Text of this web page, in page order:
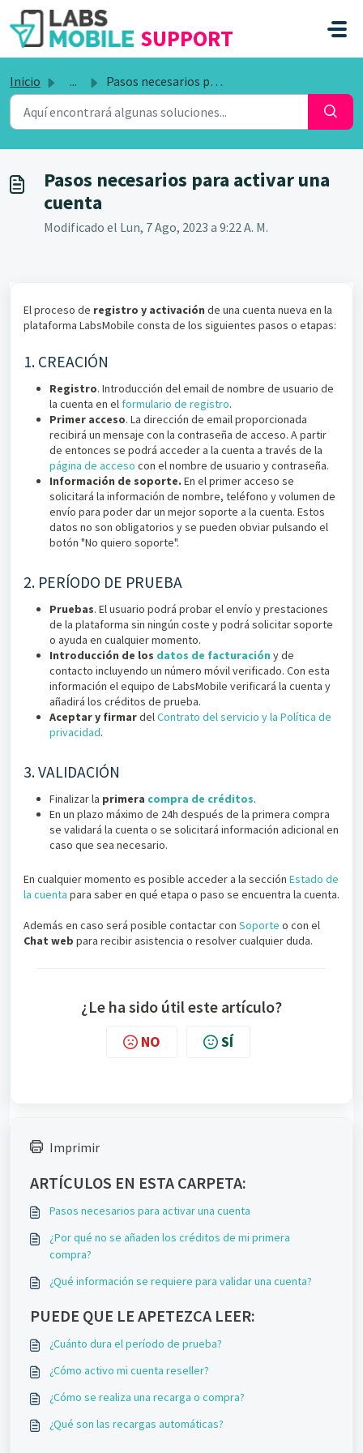
SALTAR AL CONTENIDO PRINCIPAL
SUPPORT
Inicio ... Pasos necesarios para activar una cuenta
Pasos necesarios para activar una
cuenta
Modificado el Lun, 7 Ago, 2023 a 9:22 A. M.
El proceso de registro y activación de una cuenta nueva en la
plataforma LabsMobile consta de los siguientes pasos o etapas:
1. CREACIÓN
Registro. Introducción del email de nombre de usuario de
la cuenta en el formulario de registro.
Primer acceso. La dirección de email proporcionada
recibirá un mensaje con la contraseña de acceso. A partir
de entonces se podrá acceder a la cuenta a través de la
página de acceso con el nombre de usuario y contraseña.
Información de soporte. En el primer acceso se
solicitará la información de nombre, teléfono y volumen de
envío para poder dar un mejor soporte a la cuenta. Estos
datos no son obligatorios y se pueden obviar pulsando el
botón "No quiero soporte".
2. PERÍODO DE PRUEBA
Pruebas. El usuario podrá probar el envío y prestaciones
de la plataforma sin ningún coste y podrá solicitar soporte
o ayuda en cualquier momento.
Introducción de los datos de facturación y de
contacto incluyendo un número móvil verificado. Con esta
información el equipo de LabsMobile verificará la cuenta y
añadirá los créditos de prueba.
Aceptar y firmardelContrato del servicio y la Política de
privacidad.
3. VALIDACIÓN
Finalizar la primera compra de créditos.
En un plazo máximo de 24h después de la primera compra
se validará la cuenta o se solicitará información adicional en
caso que sea necesario.
En cualquier momento es posible acceder a la sección Estado de
la cuenta para saber en qué etapa o paso se encuentra la cuenta.
Además en caso será posible contactar con Soporte o con el
Chat web para recibir asistencia o resolver cualquier duda.
¿Le ha sido útil este artículo?
NO SÍ
Imprimir
ARTÍCULOS EN ESTA CARPETA:
Pasos necesarios para activar una cuenta
¿Por qué no se añaden los créditos de mi primera
compra?
¿Qué información se requiere para validar una cuenta?
PUEDE QUE LE APETEZCA LEER:
¿Cuánto dura el período de prueba?
¿Cómo activo mi cuenta reseller?
¿Cómo se realiza una recarga o compra?
¿Qué son las recargas automáticas?